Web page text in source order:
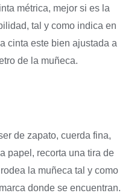
métrica, mejor si es la
tal y como indica en
cinta este bien ajustada a
de la muñeca.
de zapato, cuerda fina,
papel, recorta una tira de
la muñeca tal y como
donde se encuentran.